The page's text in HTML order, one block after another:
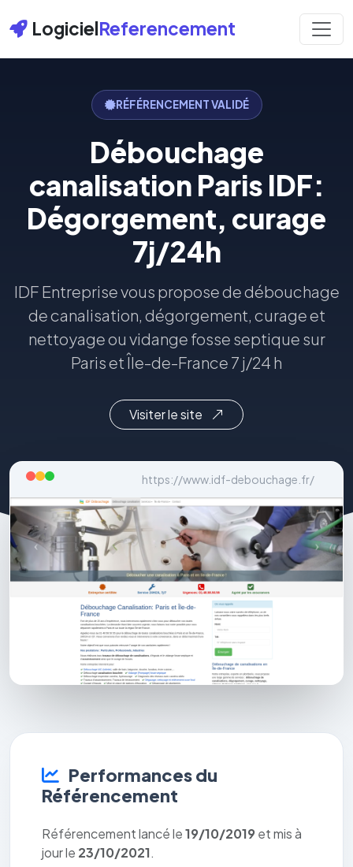
LogicielReferencement
RÉFÉRENCEMENT VALIDÉ
Débouchage
canalisation Paris IDF:
Dégorgement, curage
7j/24h
IDF Entreprise vous propose de débouchage
de canalisation, dégorgement, curage et
nettoyage ou vidange fosse septique sur
Paris et Île-de-France 7 j/24 h
Visiter le site
https://www.idf-debouchage.fr/
Performances du
Référencement
Référencement lancé le19/10/2019 et mis à
jour le 23/10/2021.